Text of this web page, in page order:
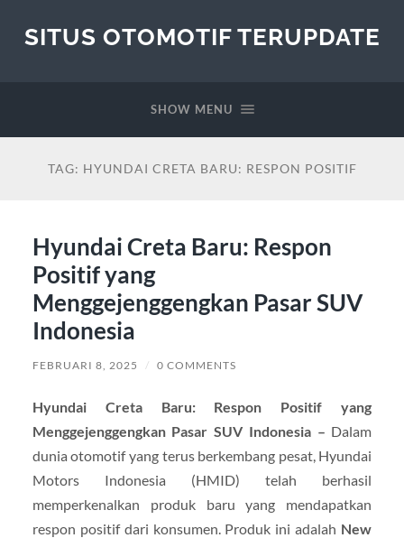
SITUS OTOMOTIF TERUPDATE
SHOW MENU
TAG: HYUNDAI CRETA BARU: RESPON POSITIF
Hyundai Creta Baru: Respon
Positif yang
Menggejenggengkan Pasar SUV
Indonesia
FEBRUARI 8, 2025 / 0 COMMENTS
Hyundai Creta Baru: Respon Positif yang
Menggejenggengkan Pasar SUV Indonesia – Dalam
dunia otomotif yang terus berkembang pesat, Hyundai
Motors Indonesia (HMID) telah berhasil
memperkenalkan produk baru yang mendapatkan
respon positif dari konsumen. Produk ini adalah New